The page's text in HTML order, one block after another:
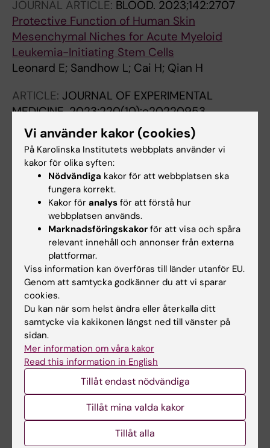
JOURNAL ARTICLE: BLOOD. 2023;142:2707
Protective Function of Human Skin
Mesenchymal Niches for Acute Myeloid
Leukemia-Initiating Stem Cells
Leonard E; Sandhow L; Cai H; Qian H
ARTICLE: JOURNAL OF EXPERIMENTAL
MEDICINE.2023;220(10):e20220953
Skin mesenchymal niches maintain and
protect AML-initiating stem cells
Sandhow L; Cai H; Leonard E; Xiao P;
Tomaipitinca L; Mansson A; Kondo M; Sun X;
Johansson A-S; Tryggvason K; Kasper M; Jaras
M; Qian H
Alla författare
ARTICLE:BLOOD.2023;142(1):73-89
Characterization of the bone marrow niche in
patients with chronic myeloid leukemia
identifies CXCL14 as a new therapeutic option
Dolinska M; Cai H; Mansson A; Shen J; Xiao P;
Bouderlique T; Li X; Leonard E; Chang M; Gao Y;
Medina JP; Kondo M; Sandhow L; Johansson
A-SF; Deneberg S; Soederlund S; Jaedersten
M; Ungerstedt J; Tobiasson M; Ostman A;
Mustjoki S; Stenke L; Le Blanc K; Hellstroem-
Lindberg E; Lehmann S; Ekblom M; Olsson-
Stroemberg U; Sigvarosson M; Qian H
Alla författare
Alla övriga publikationer
PREPRINT:BIORXIV.2022
Skin mesenchymal niches maintain and
protect AML-initiating stem cells
Sandhow L; Cai H; Leonard E; Xiao P;
Tomaipitinca L; Månsson A; Kondo M; Sun X;
Johansson A-S; Tryggvason K; Kasper M; Järås
M; Qian H
Vi använder kakor (cookies)
På Karolinska Institutets webbplats använder vi
kakor för olika syften:
Nödvändiga kakor för att webbplatsen ska
fungera korrekt.
Kakor för analys för att förstå hur
webbplatsen används.
Marknadsföringskakor för att visa och spåra
relevant innehåll och annonser från externa
plattformar.
Viss information kan överföras till länder utanför EU.
Genom att samtycka godkänner du att vi sparar
cookies.
Du kan när som helst ändra eller återkalla ditt
samtycke via kakikonen längst ned till vänster på
sidan.
Mer information om våra kakor
Read this information in English
Tillåt endast nödvändiga
Tillåt mina valda kakor
Tillåt alla